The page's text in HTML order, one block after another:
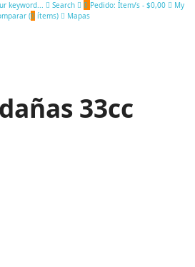
keyword... Search 0 Pedido: Ítem/s - $0,00
My
(0 ítems) Mapas
33cc